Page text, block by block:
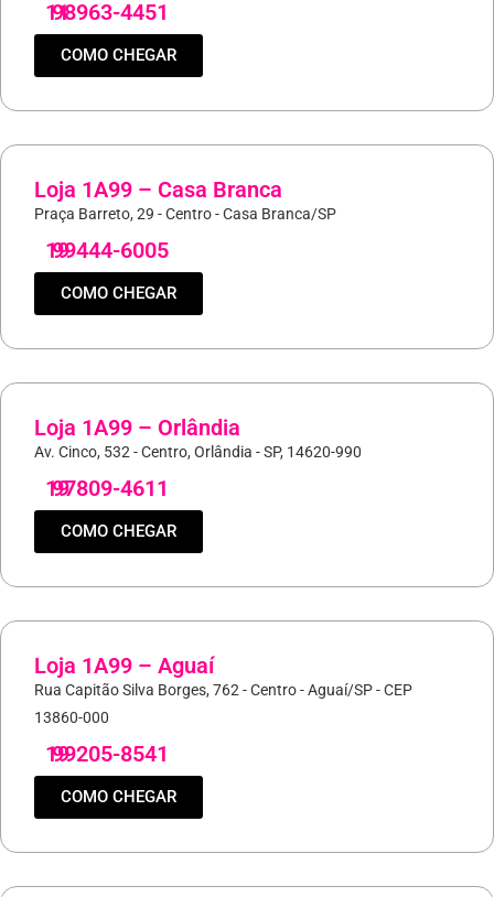
11
98963-4451
COMO CHEGAR
Loja 1A99 – Casa Branca
Praça Barreto, 29 - Centro - Casa Branca/SP
19
99444-6005
COMO CHEGAR
Loja 1A99 – Orlândia
Av. Cinco, 532 - Centro, Orlândia - SP, 14620-990
19
97809-4611
COMO CHEGAR
Loja 1A99 – Aguaí
Rua Capitão Silva Borges, 762 - Centro - Aguaí/SP - CEP
13860-000
19
99205-8541
COMO CHEGAR